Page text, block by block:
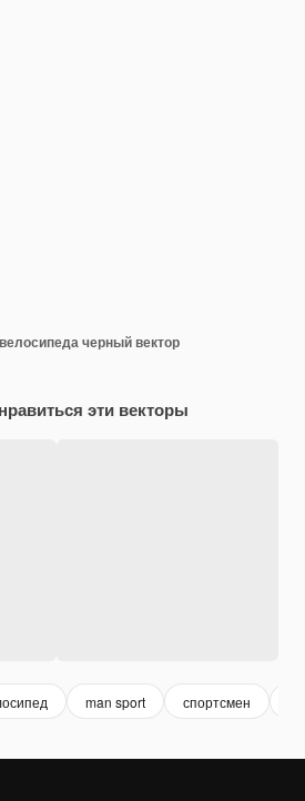
черный вектор
эти векторы
man sport спортсмен